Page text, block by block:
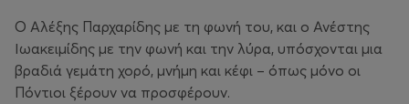
Ο Αλέξης Παρχαρίδης με τη φωνή του, και ο Ανέστης
Ιωακειμίδης με την φωνή και την λύρα, υπόσχονται μια
βραδιά γεμάτη χορό, μνήμη και κέφι – όπως μόνο οι
Πόντιοι ξέρουν να προσφέρουν.